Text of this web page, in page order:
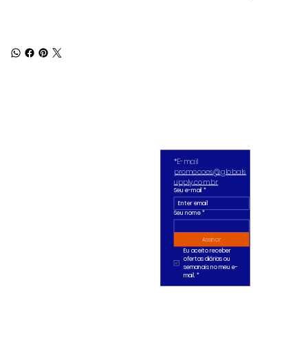
promocoes@globals
upply.com.br
Seu e-mail *
Seu nome *
Assinar
Eu aceito receber
ofertas diárias ou
semanais no meu e-
mail. *